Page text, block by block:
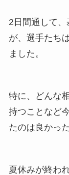
2日間通して
が、選手たち
ました。
特に、どんな
持つことなど
たのは良かっ
夏休みが終わ